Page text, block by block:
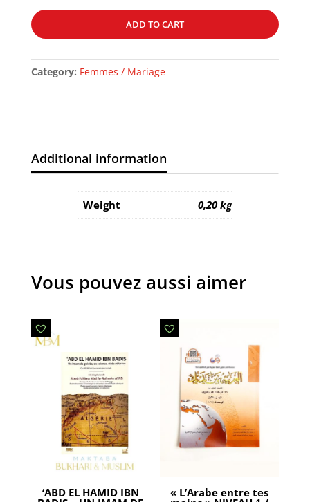
-
51
POUR
RAFFERMIR
quantity
ADD TO CART
Category: Femmes / Mariage
Additional information
Weight 0,20 kg
Vous pouvez aussi aimer
‘ABD EL HAMID IBN « L’Arabe entre tes